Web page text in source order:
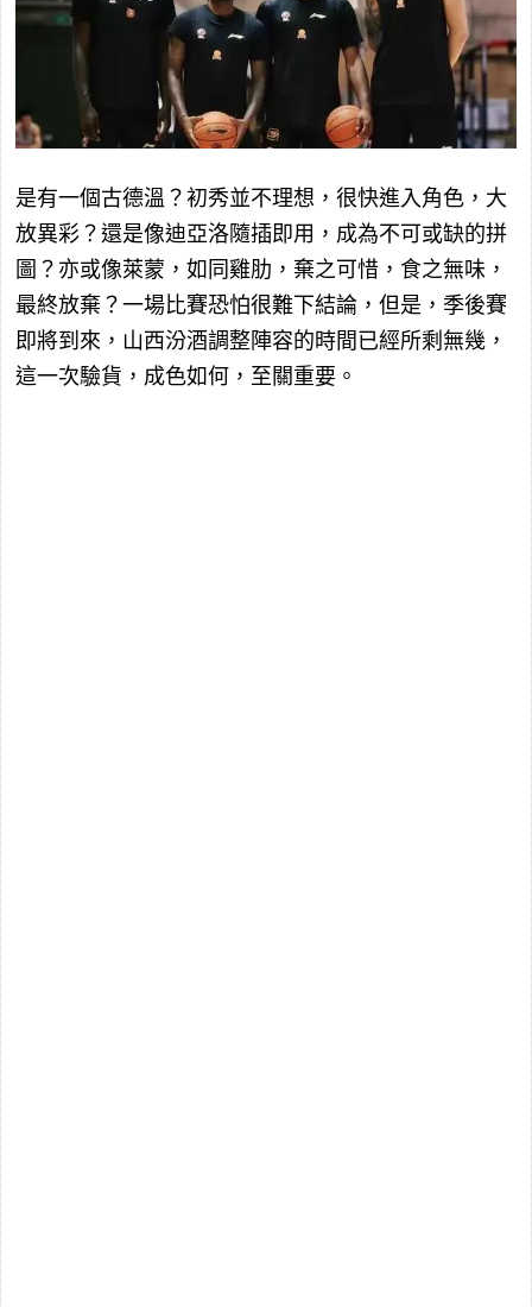
是有一個古德溫？初秀並不理想，很快進入角色，大
放異彩？還是像迪亞洛隨插即用，成為不可或缺的拼
圖？亦或像萊蒙，如同雞肋，棄之可惜，食之無味，
最終放棄？一場比賽恐怕很難下結論，但是，季後賽
即將到來，山西汾酒調整陣容的時間已經所剩無幾，
這一次驗貨，成色如何，至關重要。